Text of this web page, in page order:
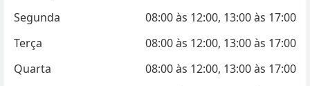
Segunda
08:00às 12:00, 13:00às 17:00
Terça
08:00às 12:00, 13:00às 17:00
Quarta
08:00às 12:00, 13:00às 17:00